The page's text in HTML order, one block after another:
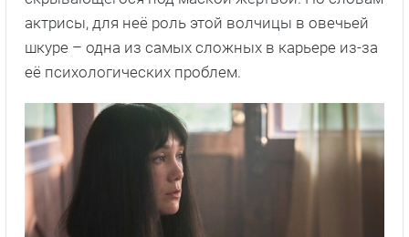
актрисы, для неё роль этой волчицы в овечьей
шкуре – одна из самых сложных в карьере из-за
её психологических проблем.